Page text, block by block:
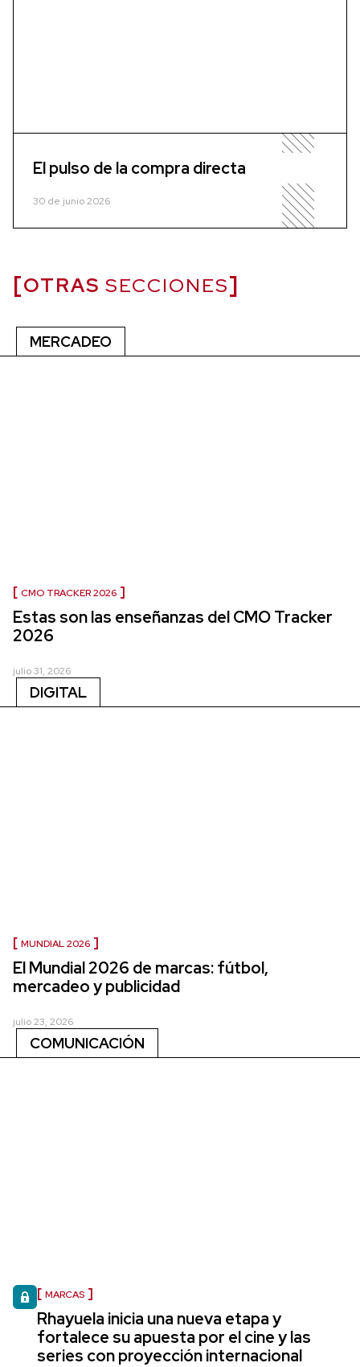
El pulso de la compra directa
30 de junio 2026
OTRAS SECCIONES
MERCADEO
CMO TRACKER 2026
Estas son las enseñanzas del CMO Tracker
2026
julio 31, 2026
DIGITAL
MUNDIAL 2026
El Mundial 2026 de marcas: fútbol,
mercadeo y publicidad
julio 23, 2026
COMUNICACIÓN
MARCAS
Rhayuela inicia una nueva etapa y
fortalece su apuesta por el cine y las
series con proyección internacional